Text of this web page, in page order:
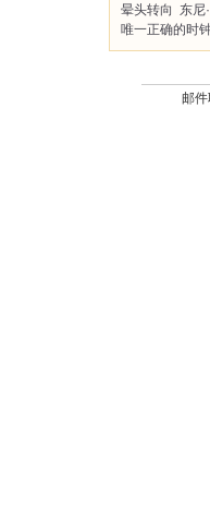
晕头转向 东尼
唯一正确的时
邮件